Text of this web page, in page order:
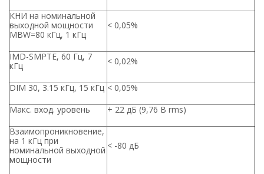
КНИ на номинальной
выходной мощности
MBW=80 кГц, 1 кГц
< 0,05%
IMD-SMPTE, 60 Гц, 7
кГц
< 0,02%
DIM 30, 3.15 кГц, 15 кГц < 0,05%
Макс. вход. уровень
+ 22 дБ (9,76 В rms)
Взаимопроникновение,
на 1 кГц при
номинальной выходной
мощности
< -80 дБ